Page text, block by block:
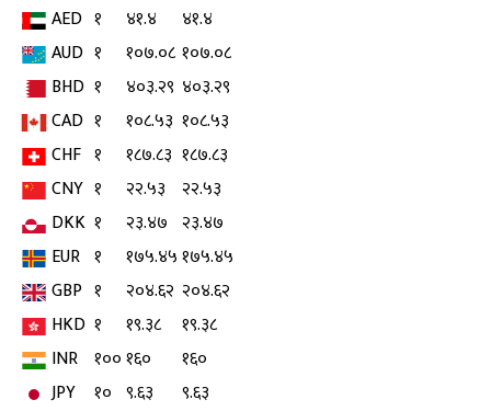
AED १ ४१.४
४१.४
AUD १ १०७.०८ १०७.०८
BHD १ ४०३.२९ ४०३.२९
CAD १ १०८.५३ १०८.५३
CHF १ १८७.८३ १८७.८३
CNY १ २२.५३
२२.५३
DKK १ २३.४७ २३.४७
EUR १ १७५.४५१७५.४५
GBP १ २०४.६२ २०४.६२
HKD १ १९.३८
१९.३८
INR १००१६०
१६०
JPY
१० ९.६३
९.६३